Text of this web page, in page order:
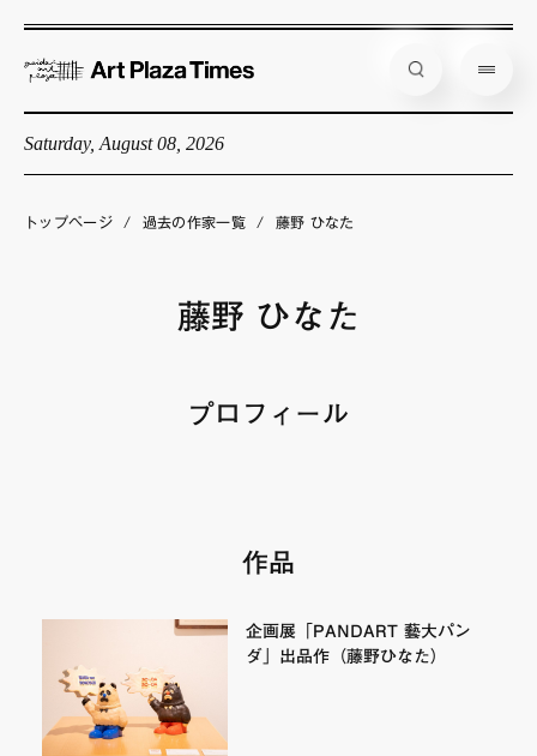
Saturday, August 08, 2026
企画展情報
店舗からのお知らせ
FAQ・お問い合わせ
トップページ / 過去の作家一覧 / 藤野 ひなた
藤野 ひなた
プロフィール
作品
企画展「PANDART 藝大パン
ダ」出品作（藤野ひなた）